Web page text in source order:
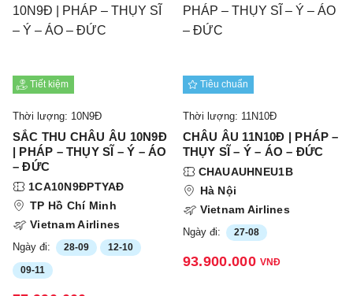
Tiết kiệm
Thời lượng: 10N9Đ
SẮC THU CHÂU ÂU 10N9Đ
| PHÁP – THỤY SĨ – Ý – ÁO
– ĐỨC
1CA10N9ĐPTYAĐ
TP Hồ Chí Minh
Vietnam Airlines
Ngày đi: 28-09 12-10
09-11
Tiêu chuẩn
Thời lượng: 11N10Đ
CHÂU ÂU 11N10Đ | PHÁP –
THỤY SĨ – Ý – ÁO – ĐỨC
CHAUAUHNEU1B
Hà Nội
Vietnam Airlines
Ngày đi: 27-08
93.900.000 VNĐ